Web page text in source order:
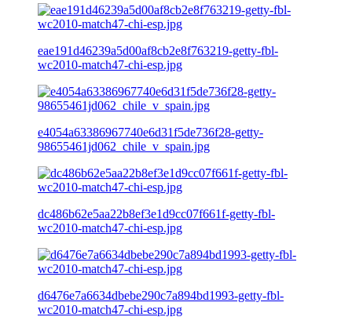
eae191d46239a5d00af8cb2e8f763219-getty-fbl-
wc2010-match47-chi-esp.jpg
e4054a63386967740e6d31f5de736f28-getty-
98655461jd062_chile_v_spain.jpg
dc486b62e5aa22b8ef3e1d9cc07f661f-getty-fbl-
wc2010-match47-chi-esp.jpg
d6476e7a6634dbebe290c7a894bd1993-getty-fbl-
wc2010-match47-chi-esp.jpg